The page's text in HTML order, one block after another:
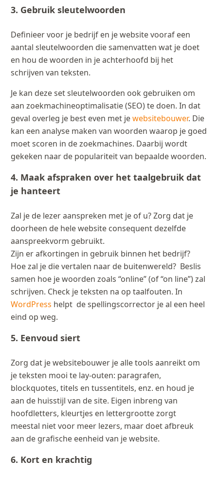
3. Gebruik sleutelwoorden
Definieer voor je bedrijf en je website vooraf een
aantal sleutelwoorden die samenvatten wat je doet
en hou de woorden in je achterhoofd bij het
schrijven van teksten.
Je kan deze set sleutelwoorden ook gebruiken om
aan zoekmachineoptimalisatie (SEO) te doen. In dat
geval overleg je best even met jewebsitebouwer. Die
kan een analyse maken van woorden waarop je goed
moet scoren in de zoekmachines. Daarbij wordt
gekeken naar de populariteit van bepaalde woorden.
4. Maak afspraken over het taalgebruik dat
je hanteert
Zal je de lezer aanspreken met je of u? Zorg dat je
doorheen de hele website consequent dezelfde
aanspreekvorm gebruikt.
Zijn er afkortingen in gebruik binnen het bedrijf?
Hoe zal je die vertalen naar de buitenwereld? Beslis
samen hoe je woorden zoals “online” (of “on line”) zal
schrijven. Check je teksten na op taalfouten. In
WordPress helpt de spellingscorrector je al een heel
eind op weg.
5. Eenvoud siert
Zorg dat je websitebouwer je alle tools aanreikt om
je teksten mooi te lay-outen: paragrafen,
blockquotes, titels en tussentitels, enz. en houd je
aan de huisstijl van de site. Eigen inbreng van
hoofdletters, kleurtjes en lettergrootte zorgt
meestal niet voor meer lezers, maar doet afbreuk
aan de grafische eenheid van je website.
6. Kort en krachtig